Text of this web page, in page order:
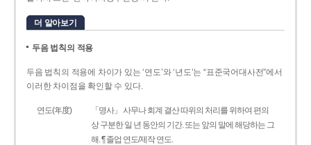
더 알아보기
두음 법칙의 적용
두음 법칙의 적용에 차이가 있는 ‘연도’와 ‘년도’는 “표준국어대사전”에서
이러한 차이점을 확인할 수 있다.
연도(年度)
「명사」 사무나 회계 결산 따위의 처리를 위하여 편의
상 구분한 일 년 동안의 기간. 또는 앞의 말에 해당하는 그
해. ¶ 졸업 연도/제작 연도.